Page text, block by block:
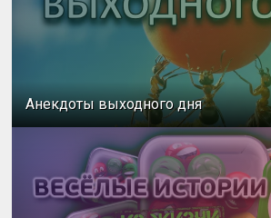
Анекдоты выходного дня